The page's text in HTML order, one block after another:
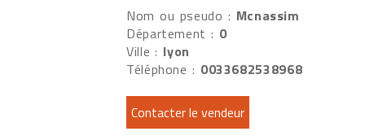
Nom ou pseudo : Mcnassim
Département : 0
Ville : lyon
Téléphone : 0033682538968